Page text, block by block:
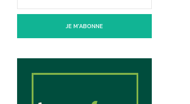
JE M'ABONNE